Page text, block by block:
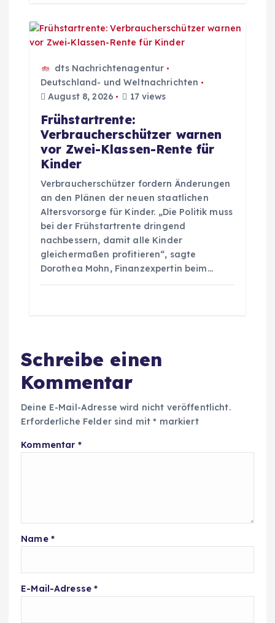
dts Nachrichtenagentur
Deutschland- und Weltnachrichten
August 8, 2026
17 views
Frühstartrente:
Verbraucherschützer warnen
vor Zwei-Klassen-Rente für
Kinder
Verbraucherschützer fordern Änderungen
an den Plänen der neuen staatlichen
Altersvorsorge für Kinder. „Die Politik muss
bei der Frühstartrente dringend
nachbessern, damit alle Kinder
gleichermaßen profitieren“, sagte
Dorothea Mohn, Finanzexpertin beim…
Schreibe einen
Kommentar
Deine E-Mail-Adresse wird nicht veröffentlicht.
Erforderliche Felder sind mit* markiert
Kommentar *
Name *
E-Mail-Adresse*